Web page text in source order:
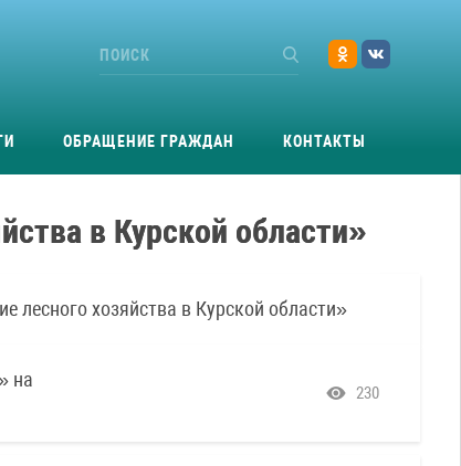
ОБРАЩЕНИЕ ГРАЖДАН КОНТАКТЫ
в Курской области»
лесного хозяйства в Курской области»
на
230